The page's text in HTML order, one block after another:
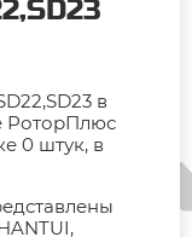
в
РоторПлюс
0 штук, в